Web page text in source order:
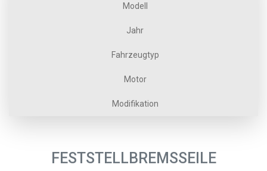
Modell
Jahr
Fahrzeugtyp
Motor
Modifikation
FESTSTELLBREMSSEILE